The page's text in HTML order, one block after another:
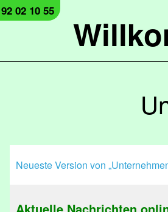
02 10 55
Neueste Version von